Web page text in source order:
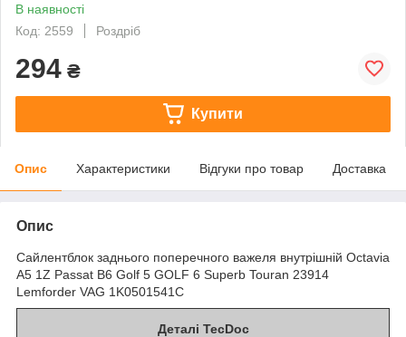
В наявності
Код: 2559
Роздріб
294 ₴
Купити
Опис Характеристики Відгуки про товар Доставка
Опис
Сайлентблок заднього поперечного важеля внутрішній Octavia
A5 1Z Passat B6 Golf 5 GOLF 6 Superb Touran 23914
Lemforder VAG 1K0501541C
Деталі TecDoc